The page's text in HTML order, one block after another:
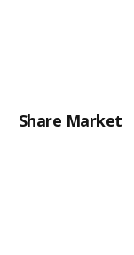
Share Market